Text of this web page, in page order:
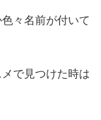
々名前が付いて
で見つけた時は